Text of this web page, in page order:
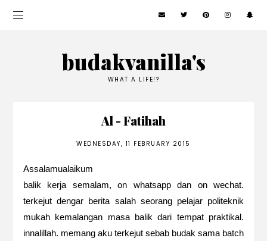
budakvanilla's
WHAT A LIFE!?
Al - Fatihah
WEDNESDAY, 11 FEBRUARY 2015
Assalamualaikum
balik kerja semalam, on whatsapp dan on wechat.
terkejut dengar berita salah seorang pelajar politeknik
mukah kemalangan masa balik dari tempat praktikal.
innalillah. memang aku terkejut sebab budak sama batch